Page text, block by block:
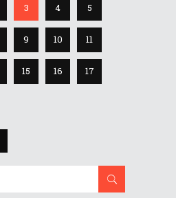
3 4 5
9 10 11
15 16 17